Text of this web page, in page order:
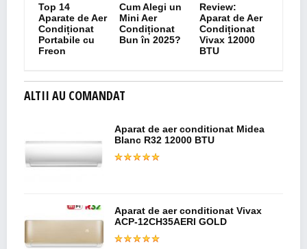
Top 14
Aparate de Aer
Condiționat
Portabile cu
Freon
Cum Alegi un
Mini Aer
Condiționat
Bun în 2025?
Review:
Aparat de Aer
Condiționat
Vivax 12000
BTU
ALTII AU COMANDAT
Aparat de aer conditionat Midea
Blanc R32 12000 BTU
Aparat de aer conditionat Vivax
ACP-12CH35AERI GOLD